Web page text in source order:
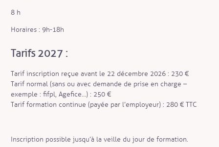
8 h
Horaires : 9h-18h
Tarifs 2027 :
Tarif inscription reçue avant le 22 décembre 2026 : 230 €
Tarif normal (sans ou avec demande de prise en charge –
exemple : fifpl, Agefice…) : 250 €
Tarif formation continue (payée par l’employeur) : 280 € TTC
Inscription possible jusqu’à la veille du jour de formation.